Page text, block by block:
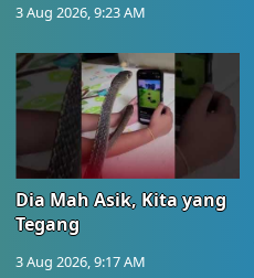
3 Aug 2026, 9:23 AM
Dia Mah Asik, Kita yang
Tegang
3 Aug 2026, 9:17 AM